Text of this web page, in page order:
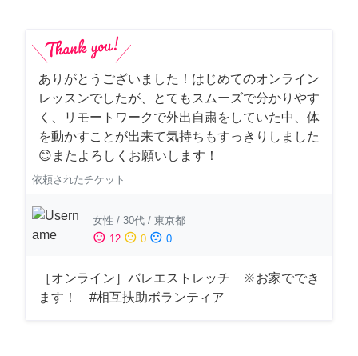
ありがとうございました！はじめてのオンライン
レッスンでしたが、とてもスムーズで分かりやす
く、リモートワークで外出自粛をしていた中、体
を動かすことが出来て気持ちもすっきりしました
😊またよろしくお願いします！
依頼されたチケット
女性 / 30代 / 東京都
sentiment_satisfied 12 sentiment_neutral 0 sentiment_dissatisfied 0
［オンライン］バレエストレッチ ※お家ででき
ます！ #相互扶助ボランティア